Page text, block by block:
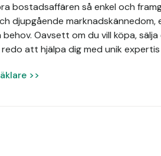
bostadsaffären så enkel och
djupgående marknadskännedom,
Oavsett om du vill köpa,
att hjälpa dig med unik
>>